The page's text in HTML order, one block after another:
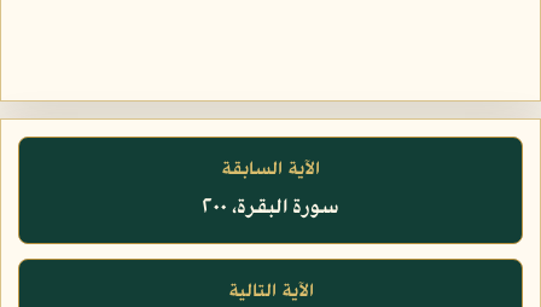
الآية السابقة
سورة البقرة، ٢٠٠
الآية التالية